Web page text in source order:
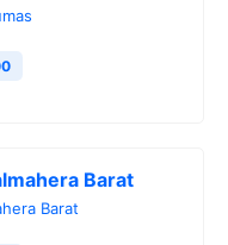
Barat
Barat